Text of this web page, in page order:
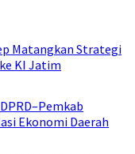
Matangkan Strategi
KI Jatim
Ekonomi Daerah